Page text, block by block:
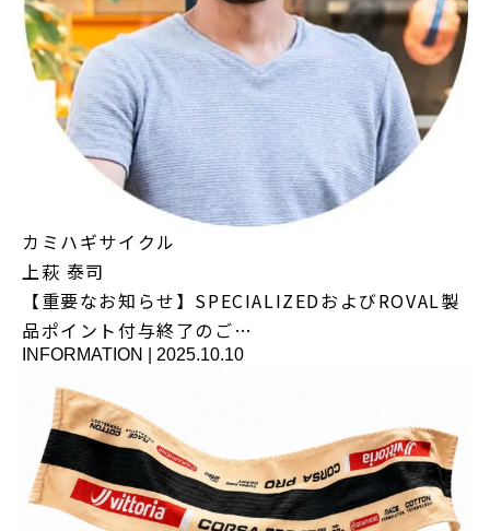
カミハギサイクル
上萩 泰司
【重要なお知らせ】SPECIALIZEDおよびROVAL製
品ポイント付与終了のご…
INFORMATION 2025.10.10